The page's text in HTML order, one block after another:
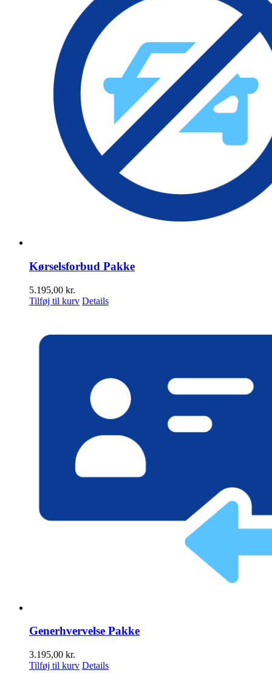
Kørselsforbud Pakke
5.195,00 kr.
Tilføj til kurv Details
Generhvervelse Pakke
3.195,00 kr.
Tilføj til kurv Details